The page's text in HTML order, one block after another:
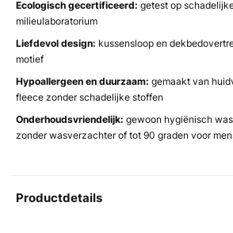
Ecologisch gecertificeerd: getest op
milieulaboratorium
Liefdevol design: kussensloop en
motief
Hypoallergeen en duurzaam: gemaakt van
fleece zonder schadelijke stoffen
Onderhoudsvriendelijk: gewoon hygiënisch
zonder wasverzachter of tot 90 graden voor
Productdetails